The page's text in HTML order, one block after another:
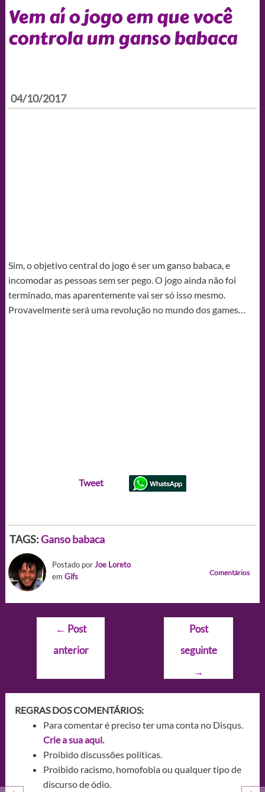
Vem aí o jogo em que você
controla um ganso babaca
04/10/2017
Sim, o objetivo central do jogo é ser um ganso babaca, e
incomodar as pessoas sem ser pego. O jogo ainda não foi
terminado, mas aparentemente vai ser só isso mesmo.
Provavelmente será uma revolução no mundo dos games…
Tweet
TAGS:Ganso babaca
Postado porJoe Loreto
em Gifs Comentários
Navegação
Post
← Post
anterior
Post
seguinte
→
REGRAS DOS COMENTÁRIOS:
Para comentar é preciso ter uma conta no Disqus.
Crie a sua aqui.
Proibido discussões políticas.
Proibido racismo, homofobia ou qualquer tipo de
discurso de ódio.